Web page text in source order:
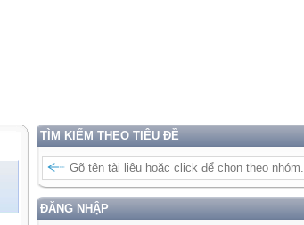
TÌM KIẾM THEO TIÊU ĐỀ
ĐĂNG NHẬP